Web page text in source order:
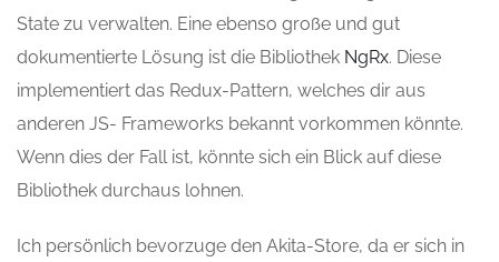
State zu verwalten. Eine ebenso große und gut
dokumentierte Lösung ist die Bibliothek NgRx. Diese
implementiert das Redux-Pattern, welches dir aus
anderen JS- Frameworks bekannt vorkommen könnte.
Wenn dies der Fall ist, könnte sich ein Blick auf diese
Bibliothek durchaus lohnen.
Ich persönlich bevorzuge den Akita-Store, da er sich in